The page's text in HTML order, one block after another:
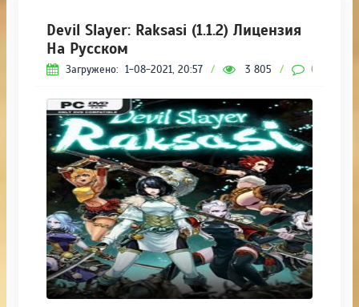
Devil Slayer: Raksasi (1.1.2) Лицензия
На Русском
Загружено: 1-08-2021, 20:57 / 3 805 / 0